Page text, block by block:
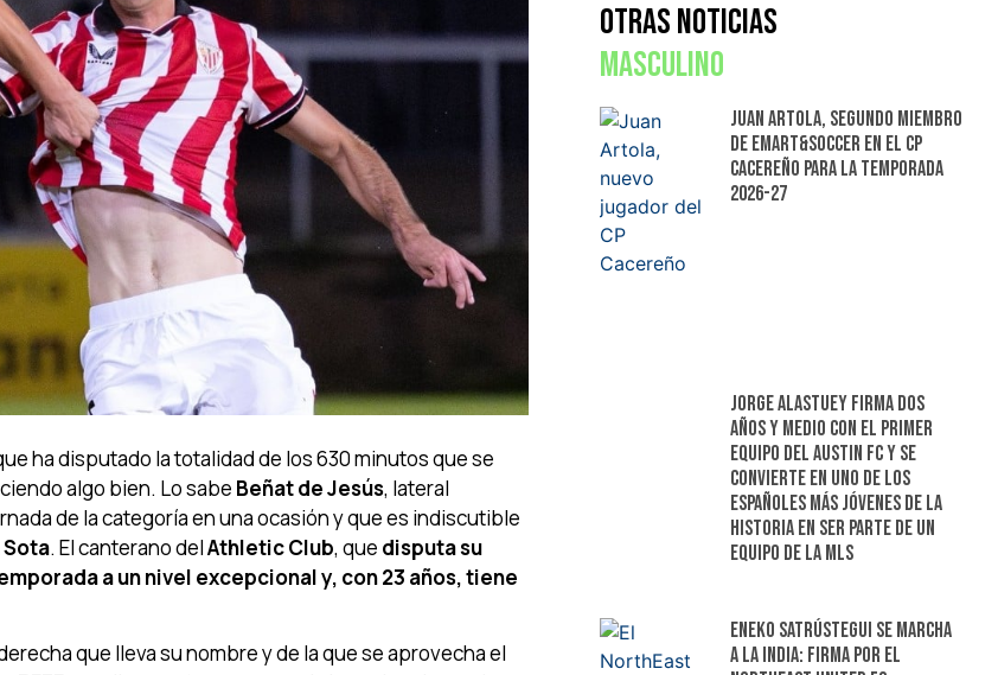
ha disputado la totalidad de los 630 minutos que se
algo bien. Lo sabe Beñat de Jesús, lateral
de la categoría en una ocasión y que es indiscutible
Sota. El canterano delAthletic Club, que disputa su
a un nivel excepcional y, con 23 años, tiene
que lleva su nombre y de la que se aprovecha el
Otras Noticias
Masculino
Juan Artola, segundo miembro
de Emart&Soccer en el CP
Cacereño para la temporada
2026-27
Jorge Alastuey firma dos
años y medio con el primer
equipo del Austin FC y se
convierte en uno de los
españoles más jóvenes de la
historia en ser parte de un
equipo de la MLS
Eneko Satrústegui se marcha
a la India: firma por el